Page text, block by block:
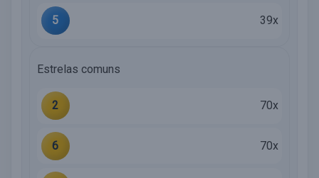
5 39x
Estrelas comuns
2 70x
6 70x